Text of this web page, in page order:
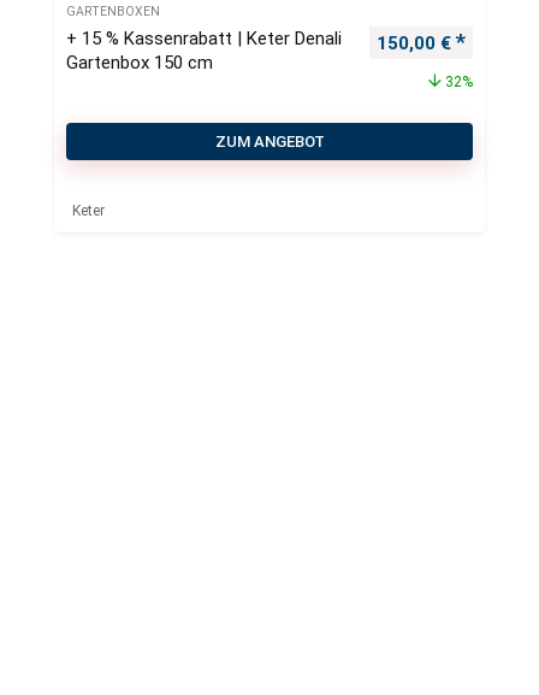
GARTENBOXEN
+ 15 % Kassenrabatt | Keter Denali
Gartenbox 150 cm
Ursprünglicher
150,00 €
32%
ZUM ANGEBOT
Keter